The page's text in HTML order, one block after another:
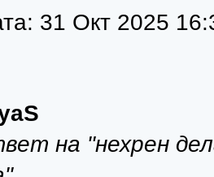
31 Окт 2025
на "нехрен